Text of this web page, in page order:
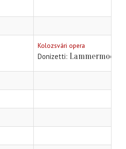
Kolozsvári opera
Donizetti Lammermoori